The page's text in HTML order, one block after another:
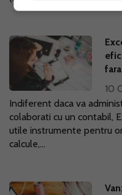
10
Indiferent daca va
colaborati cu un contabil,
utile instrumente pentru
calcule,...